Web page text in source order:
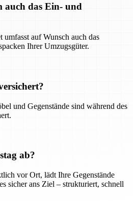
auch das Ein- und
umfasst auf Wunsch auch das
Ihrer Umzugsgüter.
und Gegenstände sind während des
ab?
vor Ort, lädt Ihre Gegenstände
sicher ans Ziel – strukturiert, schnell